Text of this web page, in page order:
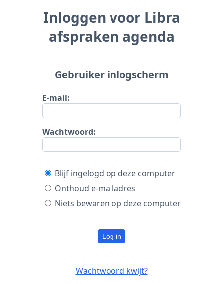
Inloggen voor Libra
afspraken agenda
Gebruiker inlogscherm
E-mail:
Wachtwoord:
Blijf ingelogd op deze computer
Onthoud e-mailadres
Niets bewaren op deze computer
Log in
Wachtwoord kwijt?